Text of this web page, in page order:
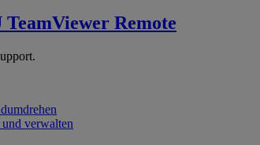
TeamViewer Remote
verwalten